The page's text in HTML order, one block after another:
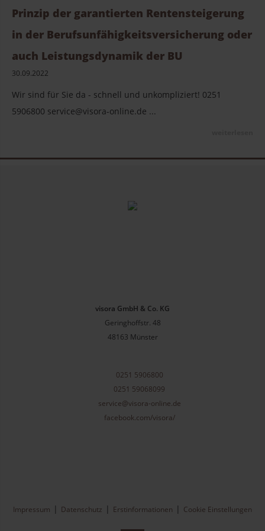
Prinzip der garantierten Rentensteigerung
in der Berufsunfähigkeitsversicherung oder
auch Leistungsdynamik der BU
30.09.2022
Wir sind für Sie da - schnell und unkompliziert! 0251
5906800 service@visora-online.de ...
visora GmbH & Co. KG
Geringhoffstr. 48
48163 Münster
0251 5906800
0251 59068099
service@visora-online.de
facebook.com/visora/
Impressum Datenschutz Erstinformationen Cookie Einstellungen